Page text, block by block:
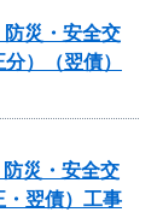
災・安全交
）（翌債）
災・安全交
・翌債）工事